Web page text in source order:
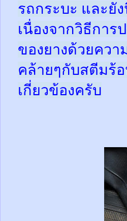
รถกระบะ และยั
เนื่องจากวิธีการ
ของยางด้วยควา
คล้ายๆกับสตีมร้
เกี่ยวข้องครับ